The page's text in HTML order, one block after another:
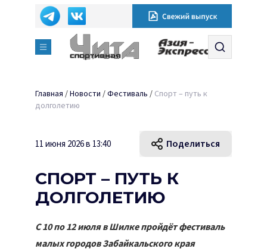
Главная /Новости /Фестиваль / Спорт – путь к
долголетию
11 июня 2026 в 13:40 Поделиться
СПОРТ – ПУТЬ К
ДОЛГОЛЕТИЮ
С 10 по 12 июля в Шилке пройдёт фестиваль
малых городов Забайкальского края